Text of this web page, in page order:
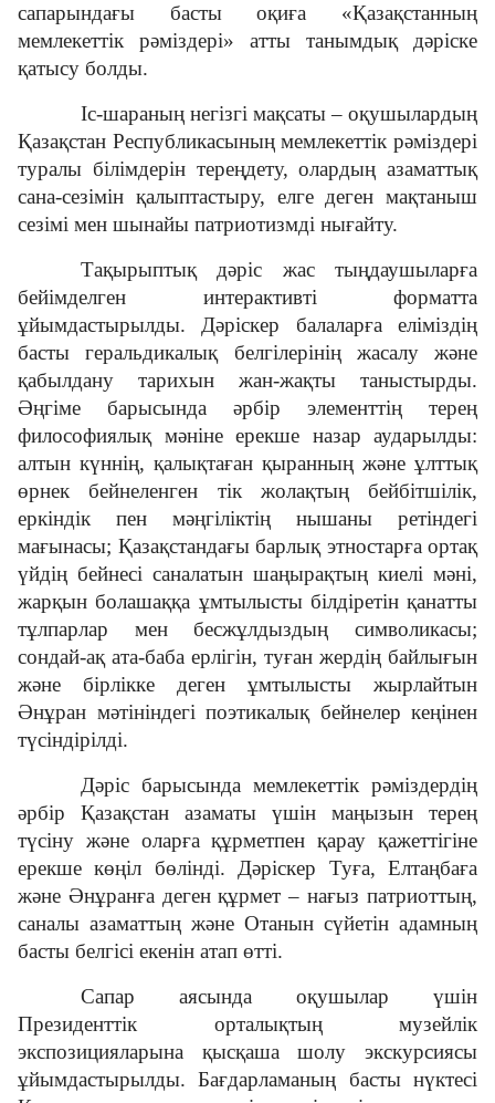
Нашар көретіндерге
сапарындағы басты оқиға «Қазақстанның
мемлекеттік рәміздері» атты танымдық дәріске
қатысу болды.
Іс-шараның негізгі мақсаты – оқушылардың
Қазақстан Республикасының мемлекеттік рәміздері
туралы білімдерін тереңдету, олардың азаматтық
сана-сезімін қалыптастыру, елге деген мақтаныш
сезімі мен шынайы патриотизмді нығайту.
Тақырыптық дәріс жас тыңдаушыларға
бейімделген интерактивті форматта
ұйымдастырылды. Дәріскер балаларға еліміздің
басты геральдикалық белгілерінің жасалу және
қабылдану тарихын жан-жақты таныстырды.
Әңгіме барысында әрбір элементтің терең
философиялық мәніне ерекше назар аударылды:
алтын күннің, қалықтаған қыранның және ұлттық
өрнек бейнеленген тік жолақтың бейбітшілік,
еркіндік пен мәңгіліктің нышаны ретіндегі
мағынасы; Қазақстандағы барлық этностарға ортақ
үйдің бейнесі саналатын шаңырақтың киелі мәні,
жарқын болашаққа ұмтылысты білдіретін қанатты
тұлпарлар мен бесжұлдыздың символикасы;
сондай-ақ ата-баба ерлігін, туған жердің байлығын
және бірлікке деген ұмтылысты жырлайтын
Әнұран мәтініндегі поэтикалық бейнелер кеңінен
түсіндірілді.
Дәріс барысында мемлекеттік рәміздердің
әрбір Қазақстан азаматы үшін маңызын терең
түсіну және оларға құрметпен қарау қажеттігіне
ерекше көңіл бөлінді. Дәріскер Туға, Елтаңбаға
және Әнұранға деген құрмет – нағыз патриоттың,
саналы азаматтың және Отанын сүйетін адамның
басты белгісі екенін атап өтті.
Сапар аясында оқушылар үшін
Президенттік орталықтың музейлік
экспозицияларына қысқаша шолу экскурсиясы
ұйымдастырылды. Бағдарламаның басты нүктесі